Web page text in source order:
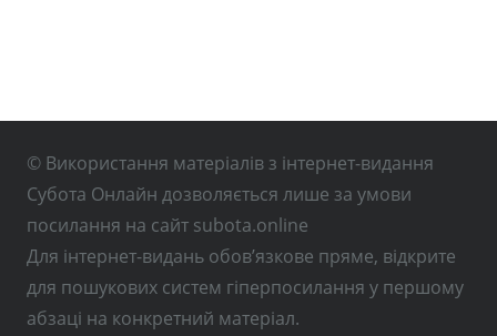
© Використання матеріалів з інтернет-видання
Субота Онлайн дозволяється лише за умови
посилання на сайт subota.online
Для інтернет-видань обов’язкове пряме, відкрите
для пошукових систем гіперпосилання у першому
абзаці на конкретний матеріал.